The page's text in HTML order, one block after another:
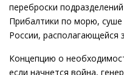
переброски
Прибалтики по морю, суше
России, располагающейся
Концепцию о
если начнется война,